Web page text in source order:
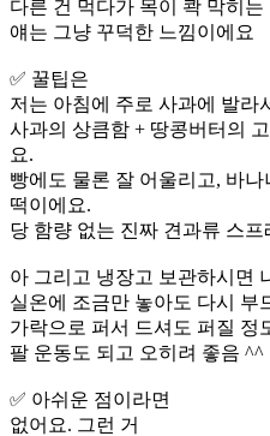
다른 건 먹다가 목이 콱 막히는
얘는 그냥 꾸덕한 느낌이에요
✅ 꿀팁은
저는 아침에 주로 사과에 발라
사과의 상큼함 + 땅콩버터의
요.
빵에도 물론 잘 어울리고, 바
떡이에요.
당 함량 없는 진짜 견과류 스
아 그리고 냉장고 보관하시면
실온에 조금만 놓아도 다시 부
가락으로 퍼서 드셔도 퍼질 정
팔 운동도 되고 오히려 좋음 ^^
✅ 아쉬운 점이라면
없어요. 그런 거